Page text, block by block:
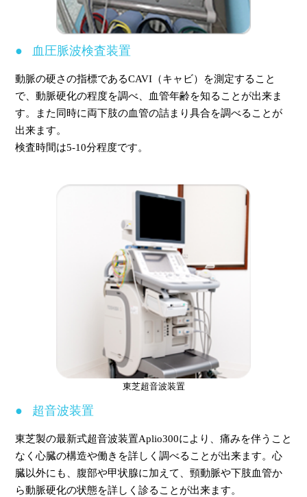
血圧脈波検査装置
動脈の硬さの指標であるCAVI（キャビ）を測定すること
で、動脈硬化の程度を調べ、血管年齢を知ることが出来ま
す。また同時に両下肢の血管の詰まり具合を調べることが
出来ます。
検査時間は5-10分程度です。
東芝超音波装置
超音波装置
東芝製の最新式超音波装置Aplio300により、痛みを伴うこと
なく心臓の構造や働きを詳しく調べることが出来ます。心
臓以外にも、腹部や甲状腺に加えて、頸動脈や下肢血管か
ら動脈硬化の状態を詳しく診ることが出来ます。